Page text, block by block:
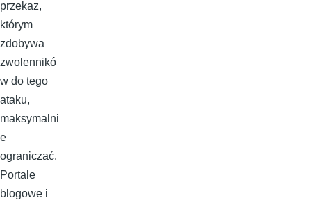
przekaz,
którym
zdobywa
zwolennikó
w do tego
ataku,
maksymalni
e
ograniczać.
Portale
blogowe i